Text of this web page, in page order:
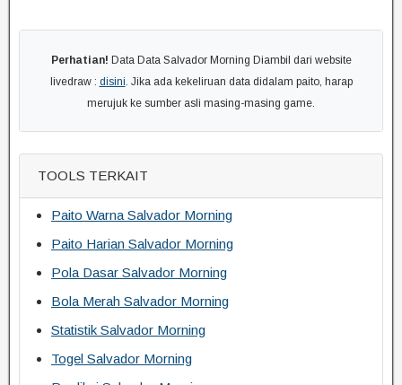
Perhatian! Data Data Salvador Morning Diambil dari website
livedraw : disini. Jika ada kekeliruan data didalam paito, harap
merujuk ke sumber asli masing-masing game.
TOOLS TERKAIT
Paito Warna Salvador Morning
Paito Harian Salvador Morning
Pola Dasar Salvador Morning
Bola Merah Salvador Morning
Statistik Salvador Morning
Togel Salvador Morning